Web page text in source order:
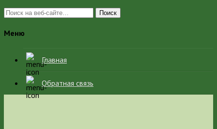
Поиск
Меню
Главная
Обратная связь